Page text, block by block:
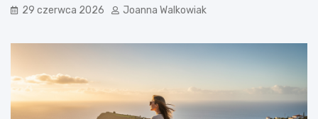
29 czerwca 2026 Joanna Walkowiak